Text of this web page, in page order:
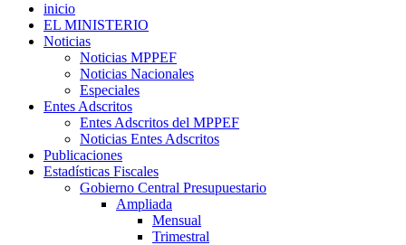
inicio
EL MINISTERIO
Noticias
Noticias MPPEF
Noticias Nacionales
Especiales
Entes Adscritos
Entes Adscritos del MPPEF
Noticias Entes Adscritos
Publicaciones
Estadísticas Fiscales
Gobierno Central Presupuestario
Ampliada
Mensual
Trimestral